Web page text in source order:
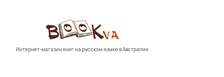
Интернет-магазин книг на русском языке в Австралии